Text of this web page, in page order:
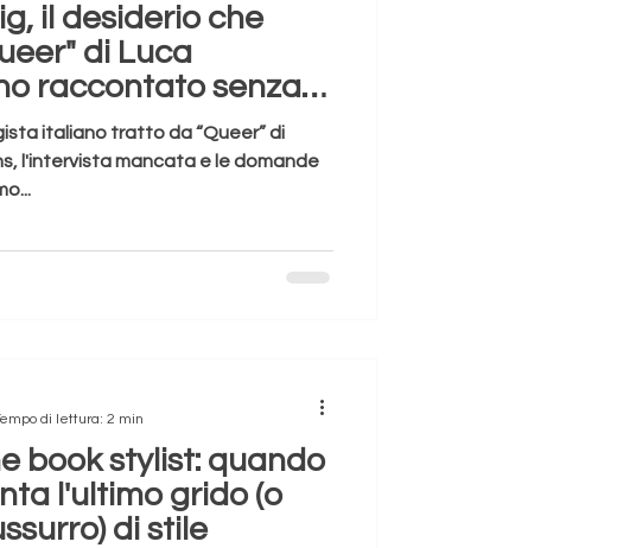
il desiderio che
di Luca
raccontato senza
italiano tratto da “Queer” di
l'intervista mancata e le domande
book stylist: quando
l'ultimo grido (o
di stile
di lettura: 2 min